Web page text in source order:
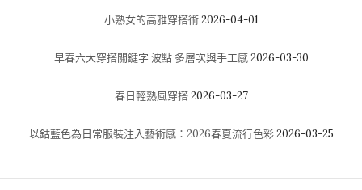
小熟女的高雅穿搭術 2026-04-01
早春六大穿搭關鍵字 波點 多層次與手工感 2026-03-30
春日輕熟風穿搭 2026-03-27
以鈷藍色為日常服裝注入藝術感：2026春夏流行色彩 2026-03-25